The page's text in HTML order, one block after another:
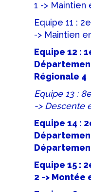
1 ->
Equipe 11 :
-> Maintien
Equipe 12 :
Régionale 4
Equipe 13 :
-> Descente
Equipe 14 :
Equipe 15 :
2 -> Montée